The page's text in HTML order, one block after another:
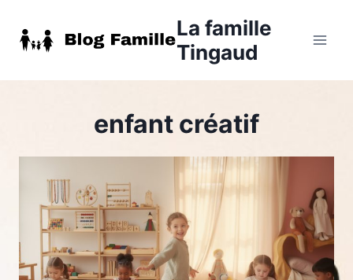
contenu
La famille
Tingaud
enfant créatif